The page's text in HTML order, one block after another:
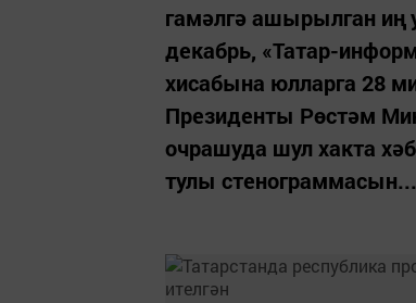
гамәлгә ашырылган иң
декабрь, «Татар-
хисабына юлларга 28
Президенты Рөстәм
очрашуда шул хакта
тулы стенограммасын...